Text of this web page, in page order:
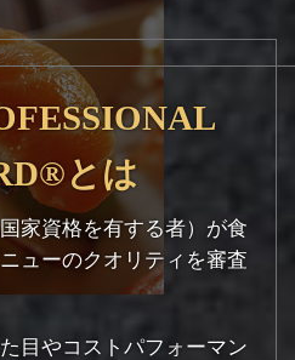
とは
家資格を有する者）が食
ューのクオリティを審査
目やコストパフォーマン